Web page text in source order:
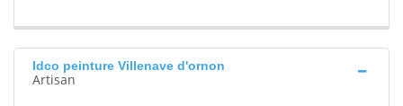
Idco peinture Villenave d'ornon
Artisan